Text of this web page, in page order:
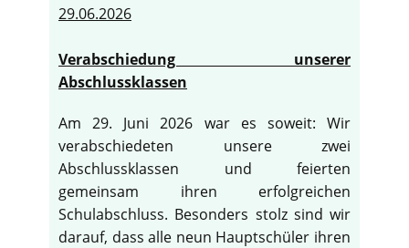
29.06.2026
Verabschiedung unserer
Abschlussklassen
Am 29. Juni 2026 war es soweit: Wir
verabschiedeten unsere zwei
Abschlussklassen und feierten
gemeinsam ihren erfolgreichen
Schulabschluss. Besonders stolz sind wir
darauf, dass alle neun Hauptschüler ihren